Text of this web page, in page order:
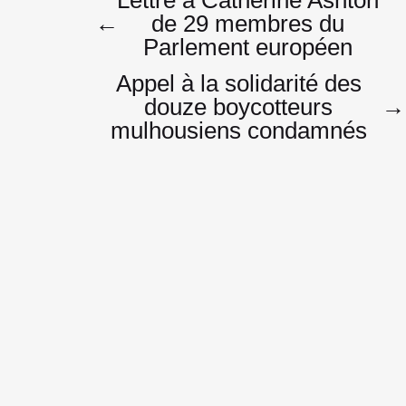
de
←
de 29 membres du
Parlement européen
Appel à la solidarité des
douze boycotteurs
mulhousiens condamnés
→